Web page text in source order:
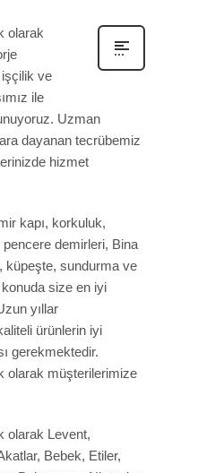
olarak
ve
ile
Uzman
dayanan tecrübemiz
hizmet
kapı, korkuluk,
pencere demirleri, Bina
küpeşte, sundurma ve
size en iyi
yıllar
ürünlerin iyi
gerekmektedir.
olarak müşterilerimize
olarak Levent,
Bebek, Etiler,